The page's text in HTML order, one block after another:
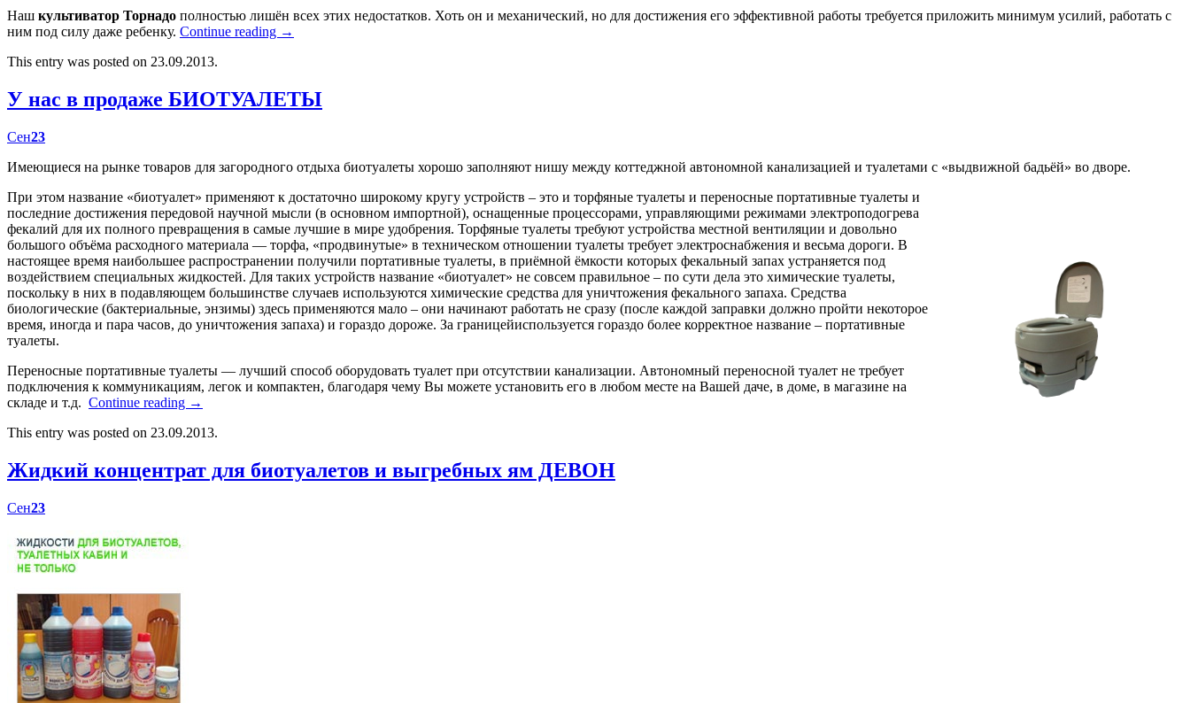
Наш культиватор Торнадо полностью лишён всех этих недостатков. Хоть он и механический, но для достижения его эффективной работы требуется приложить минимум усилий, работать с
ним под силу даже ребенку. Continue reading →
This entry was posted on 23.09.2013.
У нас в продаже БИОТУАЛЕТЫ
Сен23
Имеющиеся на рынке товаров для загородного отдыха биотуалеты хорошо заполняют нишу между коттеджной автономной канализацией и туалетами с «выдвижной бадьёй» во дворе.
При этом название «биотуалет» применяют к достаточно широкому кругу устройств – это и торфяные туалеты и переносные портативные туалеты и
последние достижения передовой научной мысли (в основном импортной), оснащенные процессорами, управляющими режимами электроподогрева
фекалий для их полного превращения в самые лучшие в мире удобрения. Торфяные туалеты требуют устройства местной вентиляции и довольно
большого объёма расходного материала — торфа, «продвинутые» в техническом отношении туалеты требует электроснабжения и весьма дороги. В
настоящее время наибольшее распространении получили портативные туалеты, в приёмной ёмкости которых фекальный запах устраняется под
воздействием специальных жидкостей. Для таких устройств название «биотуалет» не совсем правильное – по сути дела это химические туалеты,
поскольку в них в подавляющем большинстве случаев используются химические средства для уничтожения фекального запаха. Средства
биологические (бактериальные, энзимы) здесь применяются мало – они начинают работать не сразу (после каждой заправки должно пройти некоторое
время, иногда и пара часов, до уничтожения запаха) и гораздо дороже. За границейиспользуется гораздо более корректное название – портативные
туалеты.
Переносные портативные туалеты — лучший способ оборудовать туалет при отсутствии канализации. Автономный переносной туалет не требует
подключения к коммуникациям, легок и компактен, благодаря чему Вы можете установить его в любом месте на Вашей даче, в доме, в магазине на
складе и т.д. Continue reading →
This entry was posted on 23.09.2013.
Жидкий концентрат для биотуалетов и выгребных ям ДЕВОН
Сен23